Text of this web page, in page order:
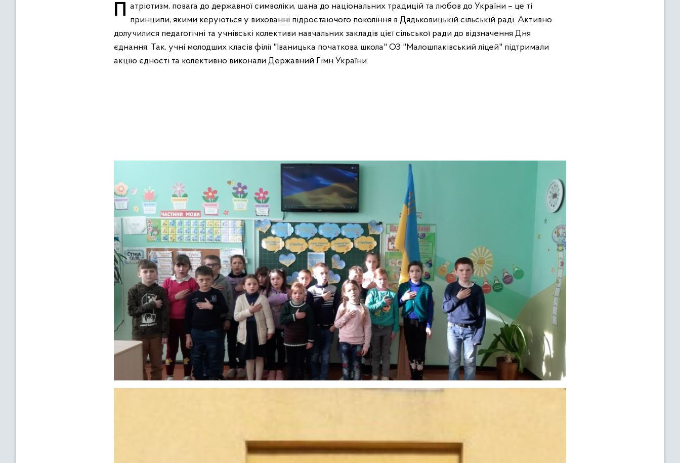
Патріотизм, повага до державної символіки, шана до національних традицій та любов до України – це ті принципи, якими керуються у вихованні підростаючого покоління в Дядьковицькій сільській раді. Активно
долучилися педагогічні та учнівські колективи навчальних закладів цієї сільської ради до відзначення Дня
єднання. Так, учні молодших класів філії "Іваницька початкова школа" ОЗ "Малошпаківський ліцей" підтримали
акцію єдності та колективно виконали Державний Гімн України.